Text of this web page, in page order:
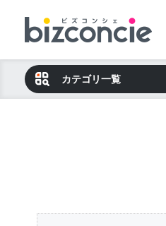
カテゴリ一覧